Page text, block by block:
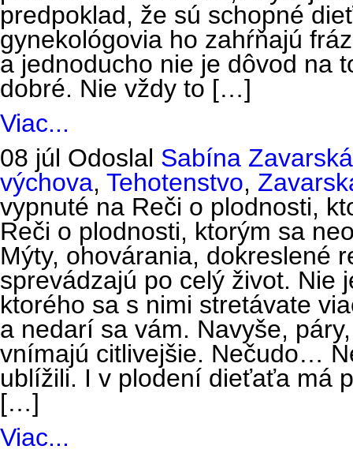
predpoklad, že sú schopné
gynekológovia ho zahŕňajú
a jednoducho nie je dôvod na
dobré. Nie vždy to […]
Viac...
08 júl Odoslal Sabína Zavarská
výchova, Tehotenstvo,
vypnuté na Reči o plodnosti,
Reči o plodnosti, ktorým sa
Mýty, ohovárania, dokreslené
sprevádzajú po celý život. Nie
ktorého sa s nimi stretávate
a nedarí sa vám. Navyše,
vnímajú citlivejšie. Nečudo…
ublížili. I v plodení dieťaťa má
[…]
Viac...